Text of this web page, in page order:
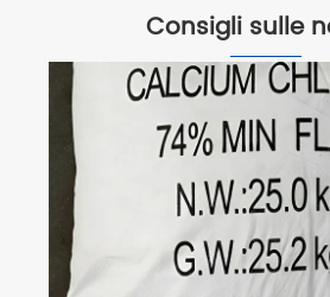
Consigli sulle